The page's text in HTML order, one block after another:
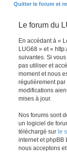
Quitter le forum et
Le forum du
En accédant à «
LUG68 » et «
suivantes. Si
pas utiliser et
moment et nous
régulièrement par
modifications
mises à jour.
Nos forums sont
un logiciel de
téléchargé sur le
internet et phpBB
nous acceptons